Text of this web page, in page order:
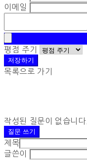
이메일
평점 주기
저장하기
목록으로 가기
작성된 질문이 없습니다.
질문 쓰기
제목
글쓴이